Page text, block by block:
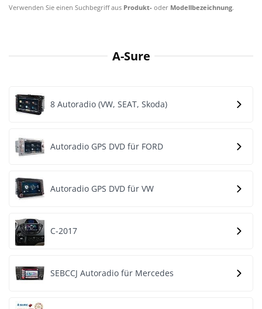
Verwenden Sie einen Suchbegriff aus Produkt- oder Modellbezeichnung.
A-Sure
8 Autoradio (VW, SEAT, Skoda)
Autoradio GPS DVD für FORD
Autoradio GPS DVD für VW
C-2017
SEBCCJ Autoradio für Mercedes